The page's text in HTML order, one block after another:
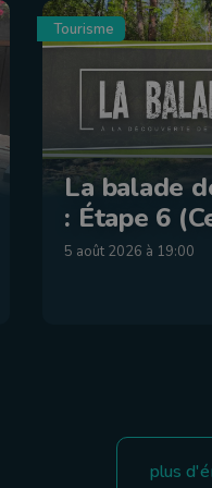
Tourisme
La balade
: Étape 6
5 août 2026 à 19:00
plus